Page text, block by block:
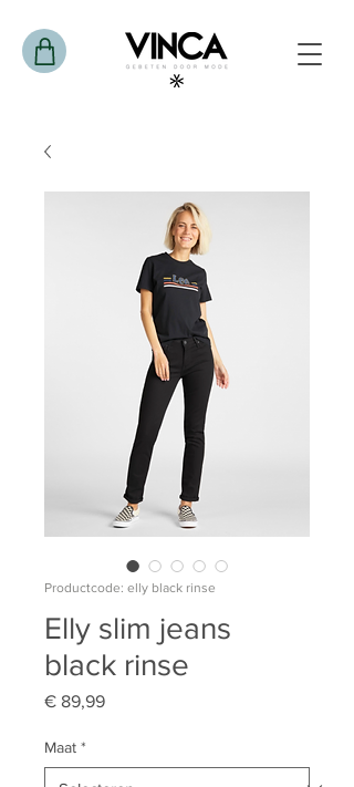
Productcode: elly black rinse
Elly slim jeans
black rinse
€ 89,99Prijs
Maat *